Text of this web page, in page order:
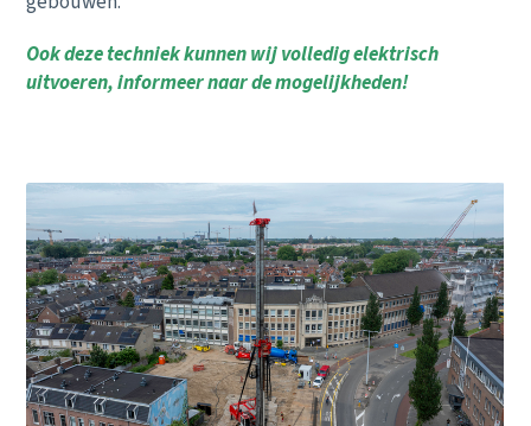
Ook deze techniek kunnen wij volledig elektrisch
uitvoeren, informeer naar de mogelijkheden!